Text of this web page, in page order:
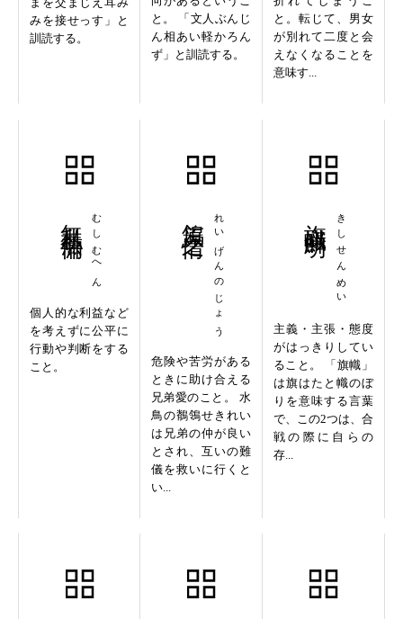
みを接せっす」と
訓読する。
と。 「文人ぶんじ
ん相あい軽かろん
ず」と訓読する。
と。転じて、男女
が別れて二度と会
えなくなることを
意味す...
むしむへん
個人的な利益など
を考えずに公平に
行動や判断をする
こと。
れいげんのじょう
危険や苦労がある
ときに助け合える
兄弟愛のこと。 水
鳥の鶺鴒せきれい
は兄弟の仲が良い
とされ、互いの難
儀を救いに行くと
い...
きしせんめい
主義・主張・態度
がはっきりしてい
ること。 「旗幟」
は旗はたと幟のぼ
りを意味する言葉
で、この2つは、合
戦の際に自らの
存...